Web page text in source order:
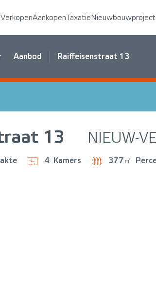
VerkopenAankopenTaxatie
Aanbod Raiffeisenstraat 13
13 NIEUW-
4 Kamers 377㎡